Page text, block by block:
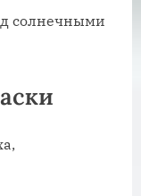
солнечными